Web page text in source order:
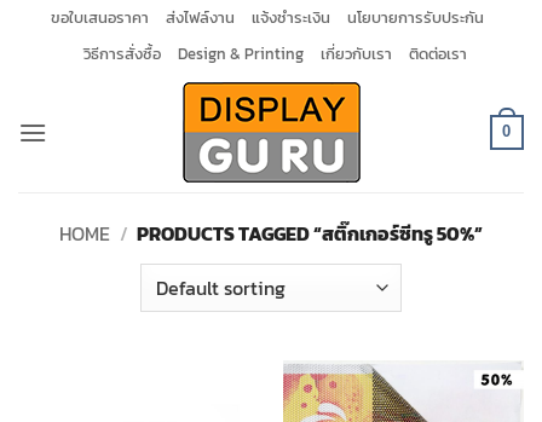
ขอใบเสนอราคา ส่งไฟล์งาน แจ้งชำระเงิน
นโยบายการรับประกัน
วิธีการสั่งซื้อ
Design & Printing เกี่ยวกับเรา ติดต่อเรา
0
HOME / PRODUCTS TAGGED “สติ๊กเกอร์ซีทรู 50%”